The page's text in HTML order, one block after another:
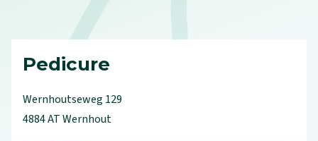
Pedicure
Wernhoutseweg 129
4884 ATWernhout